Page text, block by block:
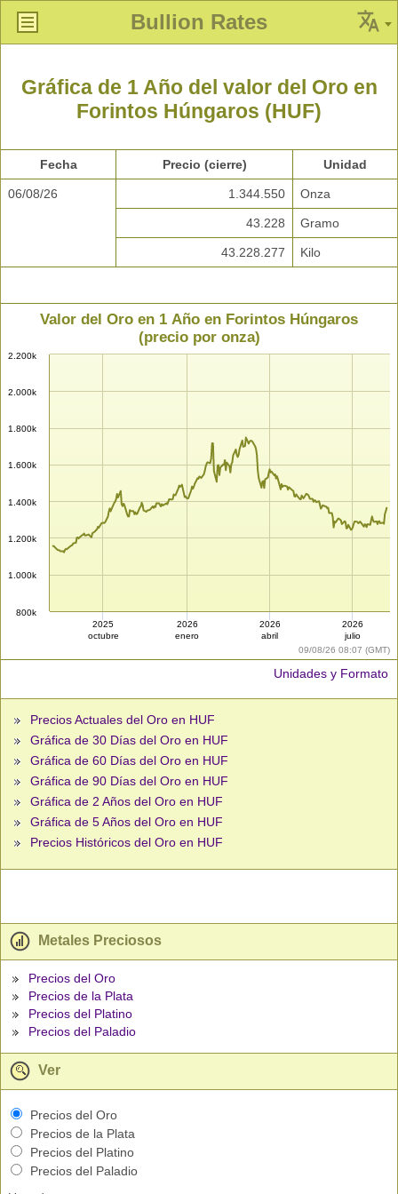
Bullion Rates
Gráfica de 1 Año del valor del Oro en
Forintos Húngaros (HUF)
Fecha Precio (cierre) Unidad
06/08/26 1.344.550 Onza
43.228 Gramo
43.228.277 Kilo
09/08/26 08:07 (GMT)
Valor del Oro en 1 Año en Forintos Húngaros
(precio por onza)
800k
1.000k
1.200k
1.400k
1.600k
1.800k
2.000k
2.200k
2025
octubre
2026
enero
2026
abril
2026
julio
Unidades y Formato
Precios Actuales del Oro en HUF
Gráfica de 30 Días del Oro en HUF
Gráfica de 60 Días del Oro en HUF
Gráfica de 90 Días del Oro en HUF
Gráfica de 2 Años del Oro en HUF
Gráfica de 5 Años del Oro en HUF
Precios Históricos del Oro en HUF
Metales Preciosos
Precios del Oro
Precios de la Plata
Precios del Platino
Precios del Paladio
Ver
Precios del Oro
Precios de la Plata
Precios del Platino
Precios del Paladio